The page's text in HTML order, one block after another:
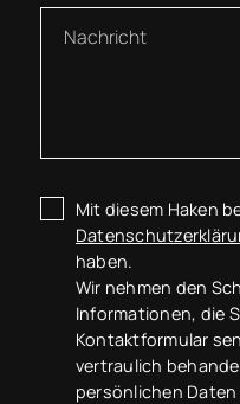
Mit diesem Haken
haben.
Wir nehmen den
Informationen, die
Kontaktformular
vertraulich
persönlichen